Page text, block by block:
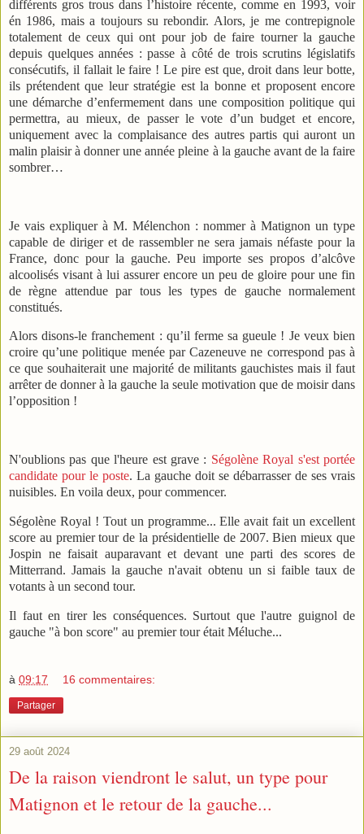
différents gros trous dans l’histoire récente, comme en 1993, voir
én 1986, mais a toujours su rebondir. Alors, je me contrepignole
totalement de ceux qui ont pour job de faire tourner la gauche
depuis quelques années : passe à côté de trois scrutins législatifs
consécutifs, il fallait le faire ! Le pire est que, droit dans leur botte,
ils prétendent que leur stratégie est la bonne et proposent encore
une démarche d’enfermement dans une composition politique qui
permettra, au mieux, de passer le vote d’un budget et encore,
uniquement avec la complaisance des autres partis qui auront un
malin plaisir à donner une année pleine à la gauche avant de la faire
sombrer…
Je vais expliquer à M. Mélenchon : nommer à Matignon un type
capable de diriger et de rassembler ne sera jamais néfaste pour la
France, donc pour la gauche. Peu importe ses propos d’alcôve
alcoolisés visant à lui assurer encore un peu de gloire pour une fin
de règne attendue par tous les types de gauche normalement
constitués.
Alors disons-le franchement : qu’il ferme sa gueule ! Je veux bien
croire qu’une politique menée par Cazeneuve ne correspond pas à
ce que souhaiterait une majorité de militants gauchistes mais il faut
arrêter de donner à la gauche la seule motivation que de moisir dans
l’opposition !
N'oublions pas que l'heure est grave : Ségolène Royal s'est portée
candidate pour le poste. La gauche doit se débarrasser de ses vrais
nuisibles. En voila deux, pour commencer.
Ségolène Royal ! Tout un programme... Elle avait fait un excellent
score au premier tour de la présidentielle de 2007. Bien mieux que
Jospin ne faisait auparavant et devant une parti des scores de
Mitterrand. Jamais la gauche n'avait obtenu un si faible taux de
votants à un second tour.
Il faut en tirer les conséquences. Surtout que l'autre guignol de
gauche "à bon score" au premier tour était Méluche...
à 09:17 16 commentaires:
Partager
29 août 2024
De la raison viendront le salut, un type pour
Matignon et le retour de la gauche...